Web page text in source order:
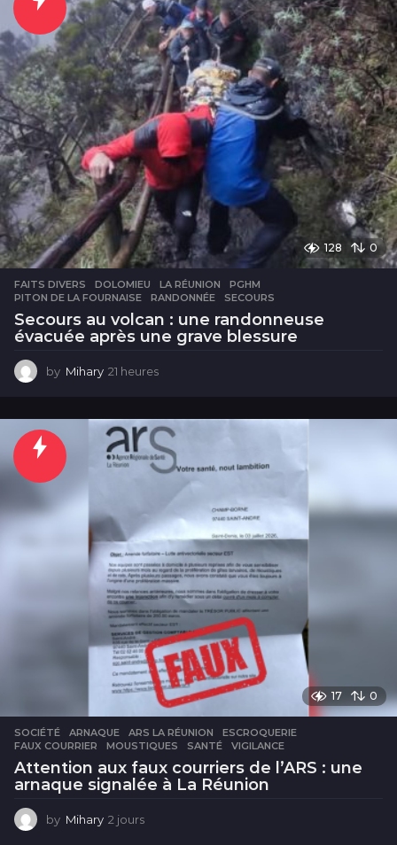
r
e
s
128 0
FAITS DIVERS DOLOMIEU ,LA RÉUNION ,PGHM
PITON DE LA FOURNAISE
,RANDONNÉE ,SECOURS
Secours au volcan : une randonneuse
évacuée après une grave blessure
by Mihary 21 heures
e
r
e
17 0
SOCIÉTÉ ARNAQUE ,ARS LA RÉUNION ,ESCROQUERIE
FAUX COURRIER
,MOUSTIQUES ,SANTÉ ,VIGILANCE
Attention aux faux courriers de l’ARS : une
arnaque signalée à La Réunion
by Mihary 2 jours